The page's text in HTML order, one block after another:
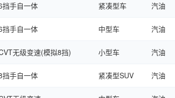
挡手自一体 紧凑型车 汽油
挡手自一体 中型车 汽油
无级变速(模拟8挡) 小型车 汽油
挡手自一体 紧凑型SUV 汽油